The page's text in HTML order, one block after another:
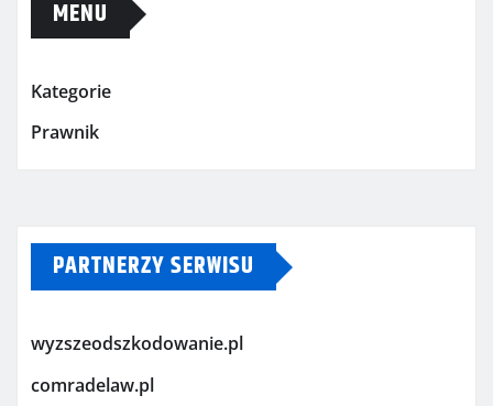
MENU
Kategorie
Prawnik
PARTNERZY SERWISU
wyzszeodszkodowanie.pl
comradelaw.pl